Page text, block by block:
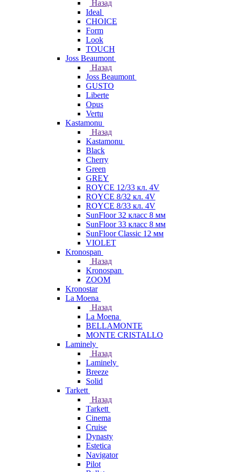
Назад
Ideal
CHOICE
Form
Look
TOUCH
Joss Beaumont
Назад
Joss Beaumont
GUSTO
Liberte
Opus
Vertu
Kastamonu
Назад
Kastamonu
Black
Cherry
Green
GREY
ROYCE 12/33 кл. 4V
ROYCE 8/32 кл. 4V
ROYCE 8/33 кл. 4V
SunFloor 32 класс 8 мм
SunFloor 33 класс 8 мм
SunFloor Classic 12 мм
VIOLET
Kronospan
Назад
Kronospan
ZOOM
Kronostar
La Moena
Назад
La Moena
BELLAMONTE
MONTE CRISTALLO
Laminely
Назад
Laminely
Breeze
Solid
Tarkett
Назад
Tarkett
Cinema
Cruise
Dynasty
Estetica
Navigator
Pilot